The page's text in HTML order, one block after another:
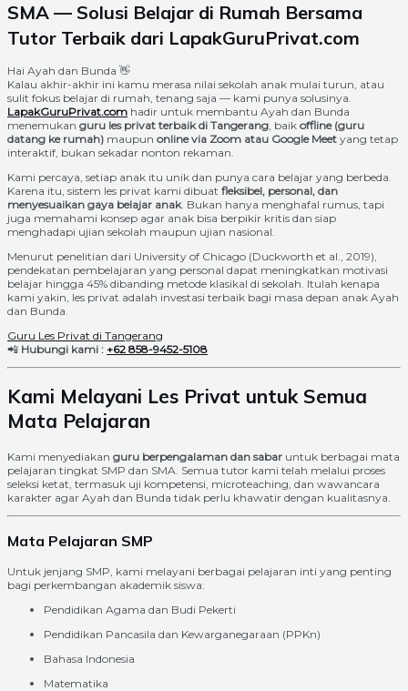
SMA — Solusi Belajar di Rumah Bersama
Tutor Terbaik dari LapakGuruPrivat.com
Hai Ayah dan Bunda 👋
Kalau akhir-akhir ini kamu merasa nilai sekolah anak mulai turun, atau
sulit fokus belajar di rumah, tenang saja — kami punya solusinya.
LapakGuruPrivat.com hadir untuk membantu Ayah dan Bunda
menemukan guru les privat terbaik di Tangerang , baik offline (guru
datang ke rumah) maupun online via Zoom atau Google Meet yang tetap
interaktif, bukan sekadar nonton rekaman.
Kami percaya, setiap anak itu unik dan punya cara belajar yang berbeda.
Karena itu, sistem les privat kami dibuat fleksibel, personal, dan
menyesuaikan gaya belajar anak. Bukan hanya menghafal rumus, tapi
juga memahami konsep agar anak bisa berpikir kritis dan siap
menghadapi ujian sekolah maupun ujian nasional.
Menurut penelitian dari University of Chicago (Duckworth et al., 2019),
pendekatan pembelajaran yang personal dapat meningkatkan motivasi
belajar hingga 45% dibanding metode klasikal di sekolah. Itulah kenapa
kami yakin, les privat adalah investasi terbaik bagi masa depan anak Ayah
dan Bunda.
Guru Les Privat di Tangerang
📲 Hubungi kami : +62 858-9452-5108
Kami Melayani Les Privat untuk Semua
Mata Pelajaran
Kami menyediakan guru berpengalaman dan sabar untuk berbagai mata
pelajaran tingkat SMP dan SMA. Semua tutor kami telah melalui proses
seleksi ketat, termasuk uji kompetensi, microteaching, dan wawancara
karakter agar Ayah dan Bunda tidak perlu khawatir dengan kualitasnya.
Mata Pelajaran SMP
Untuk jenjang SMP, kami melayani berbagai pelajaran inti yang penting
bagi perkembangan akademik siswa:
Pendidikan Agama dan Budi Pekerti
Pendidikan Pancasila dan Kewarganegaraan (PPKn)
Bahasa Indonesia
Matematika